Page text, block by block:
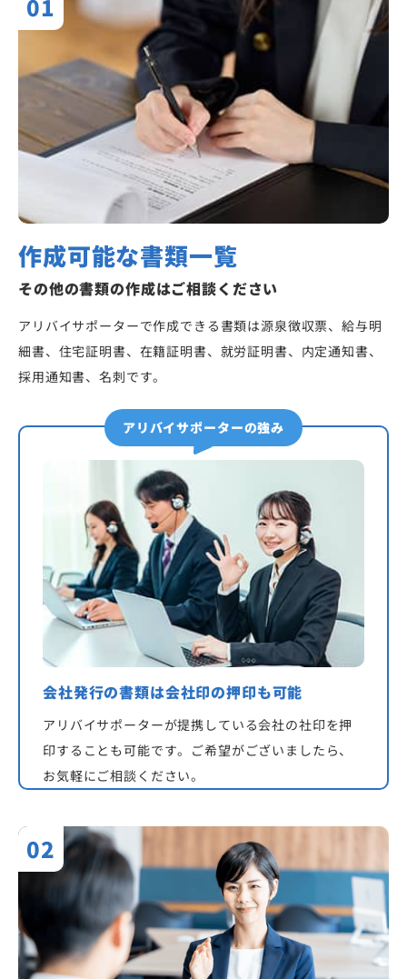
01
作成可能な書類一覧
その他の書類の作成はご相談ください
アリバイサポーターで作成できる書類は源泉徴収票、給与明
細書、住宅証明書、在籍証明書、就労証明書、内定通知書、
採用通知書、名刺です。
アリバイサポーターの強み
会社発行の書類は会社印の押印も可能
アリバイサポーターが提携している会社の社印を押
印することも可能です。ご希望がございましたら、
お気軽にご相談ください。
02